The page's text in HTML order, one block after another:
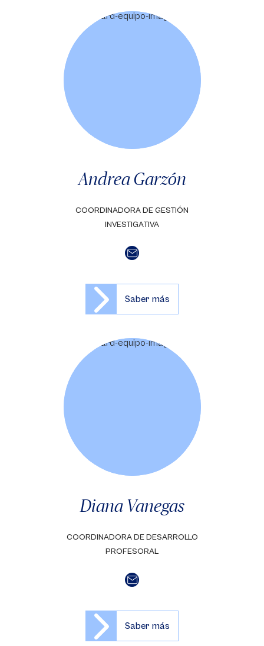
Andrea Garzón
COORDINADORA DE GESTIÓN
INVESTIGATIVA
Saber más
Diana Vanegas
COORDINADORA DE DESARROLLO
PROFESORAL
Saber más